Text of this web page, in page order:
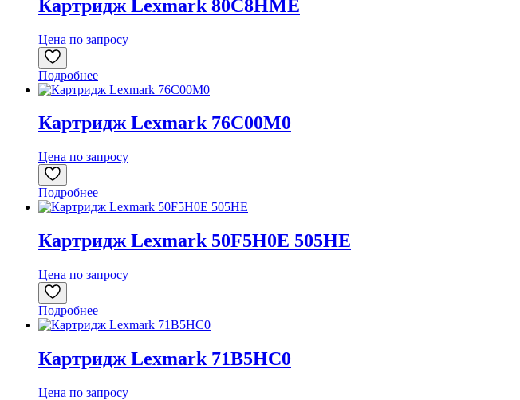
Картридж Lexmark 80C8HME
Цена по запросу
Подробнее
Картридж Lexmark 76C00M0
Цена по запросу
Подробнее
Картридж Lexmark 50F5H0E 505HE
Цена по запросу
Подробнее
Картридж Lexmark 71B5HC0
Цена по запросу